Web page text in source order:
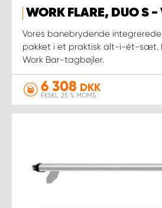
WORK FLARE, DUO S -
Vores banebrydende
pakket i et praktisk alt-i-ét-sæt.
Work Bar-tagbøjler.
6 308 DKK
EKSKL. 25 % MOMS